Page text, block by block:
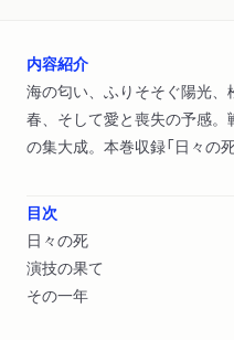
内容紹介
海の匂い、ふりそそぐ陽光
春、そして愛と喪失の予感
の集大成。本巻収録「日々の死
目次
日々の死
演技の果て
その一年